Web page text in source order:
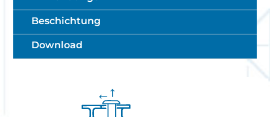
Beschichtung
Download